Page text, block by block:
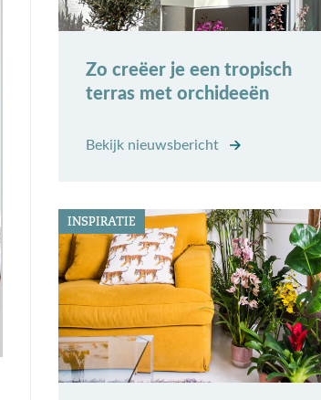
Zo creëer je een tropisch
terras met orchideeën
Bekijk nieuwsbericht
INSPIRATIE